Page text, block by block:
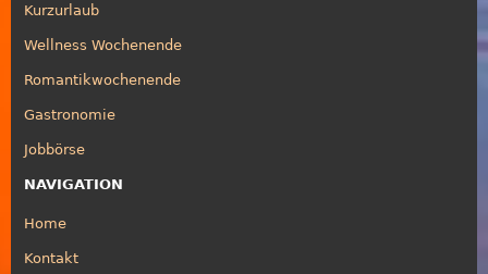
Kurzurlaub
Wellness Wochenende
Romantikwochenende
Gastronomie
Jobbörse
NAVIGATION
Home
Kontakt